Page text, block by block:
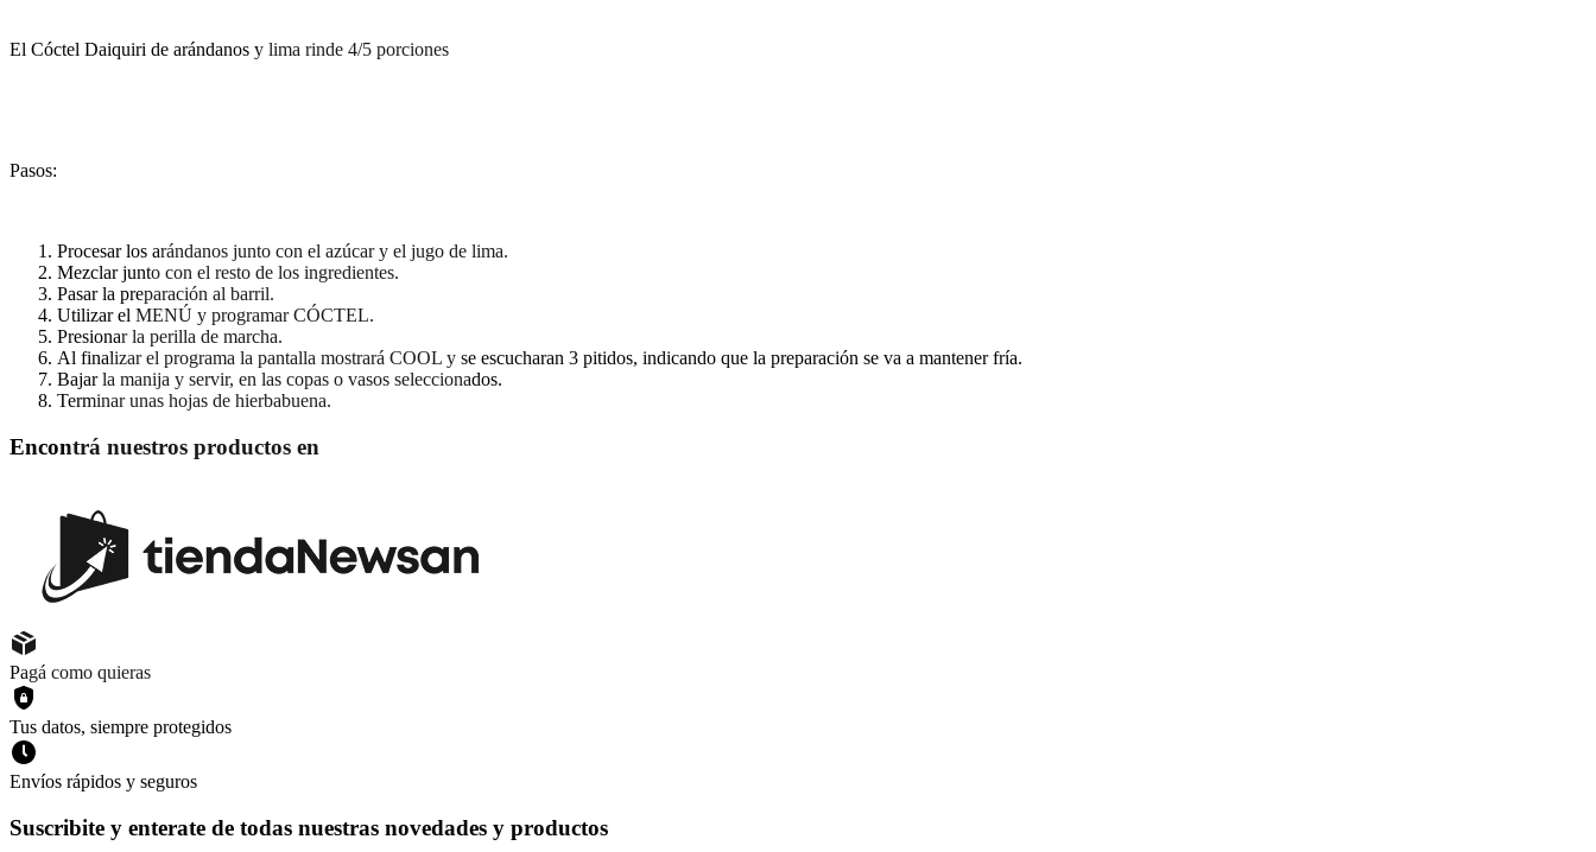
El Cóctel Daiquiri de arándanos y lima rinde 4/5 porciones
Pasos:
Procesar los arándanos junto con el azúcar y el jugo de lima.
Mezclar junto con el resto de los ingredientes.
Pasar la preparación al barril.
Utilizar el MENÚ y programar CÓCTEL.
Presionar la perilla de marcha.
Al finalizar el programa la pantalla mostrará COOL y se escucharan 3 pitidos, indicando que la preparación se va a mantener fría.
Bajar la manija y servir, en las copas o vasos seleccionados.
Terminar unas hojas de hierbabuena.
Encontrá nuestros productos en
Pagá como quieras
Tus datos, siempre protegidos
Envíos rápidos y seguros
Suscribite y enterate de todas nuestras novedades y productos